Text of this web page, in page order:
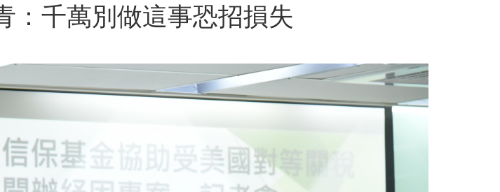
：千萬別做這事恐招損失